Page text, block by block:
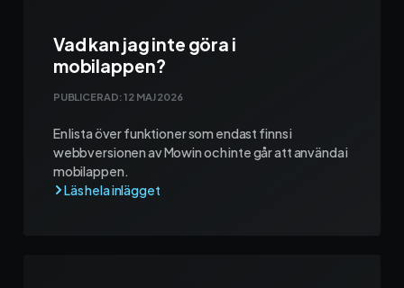
Vad kan jag inte göra i
mobilappen?
PUBLICERAD:12 MAJ 2026
En lista över funktioner som endast finns i
webbversionen av Mowin och inte går att använda i
mobilappen.